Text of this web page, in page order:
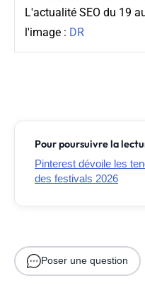
L'actualité SEO du 19
l'image : DR
Pour poursuivre la
Pinterest dévoile les
des festivals 2026
Poser une question